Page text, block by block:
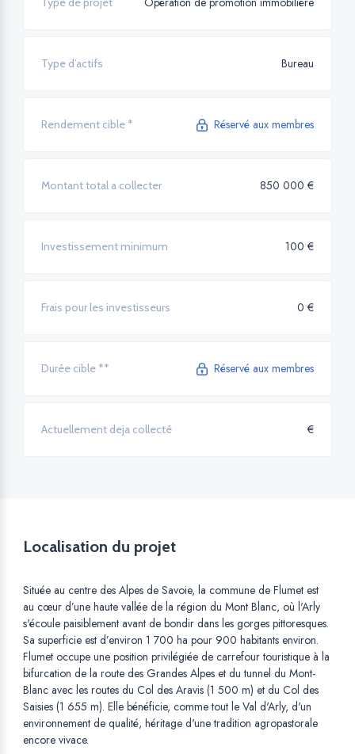
Type d’actifs Bureau
Rendement cible * Réservé aux membres
Montant total a collecter 850 000 €
Investissement minimum 100 €
Frais pour les investisseurs 0 €
Durée cible ** Réservé aux membres
Actuellement deja collecté €
Localisation du projet
Située au centre des Alpes de Savoie, la commune de Flumet est
au cœur d’une haute vallée de la région du Mont Blanc, où l'Arly
s'écoule paisiblement avant de bondir dans les gorges pittoresques.
Sa superficie est d’environ 1 700 ha pour 900 habitants environ.
Flumet occupe une position privilégiée de carrefour touristique à la
bifurcation de la route des Grandes Alpes et du tunnel du Mont-
Blanc avec les routes du Col des Aravis (1 500 m) et du Col des
Saisies (1 655 m). Elle bénéficie, comme tout le Val d'Arly, d'un
environnement de qualité, héritage d'une tradition agropastorale
encore vivace.